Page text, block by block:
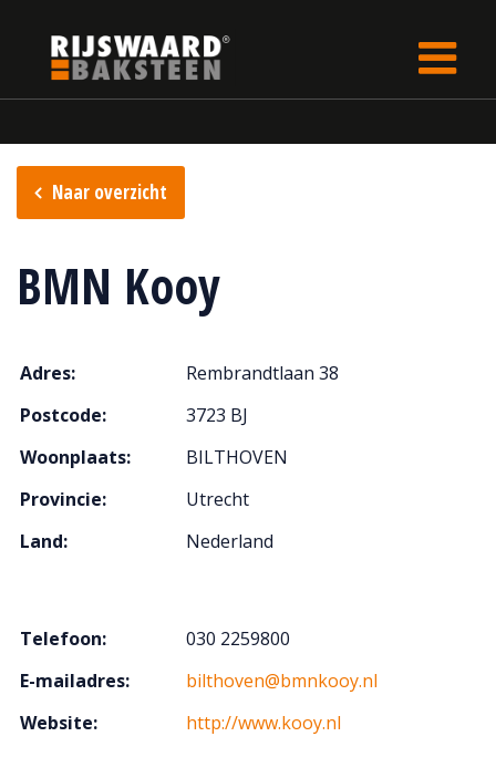
Naar overzicht
BMN Kooy
Adres:
Rembrandtlaan 38
Postcode:
3723 BJ
Woonplaats:
BILTHOVEN
Provincie:
Utrecht
Land:
Nederland
Telefoon:
030 2259800
E-mailadres:
bilthoven@bmnkooy.nl
Website:
http://www.kooy.nl